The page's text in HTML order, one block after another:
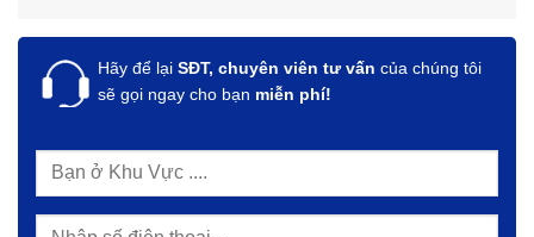
Hãy để lại SĐT, chuyên viên tư vấn của chúng tôi
sẽ gọi ngay cho bạn miễn phí!